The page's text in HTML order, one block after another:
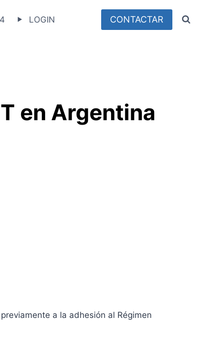
LOGIN CONTACTAR
en Argentina
a la adhesión al Régimen